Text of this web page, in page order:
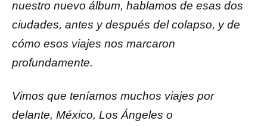
nuestro nuevo álbum, hablamos de esas dos
ciudades, antes y después del colapso, y de
cómo esos viajes nos marcaron
profundamente.
Vimos que teníamos muchos viajes por
delante, México, Los Ángeles o